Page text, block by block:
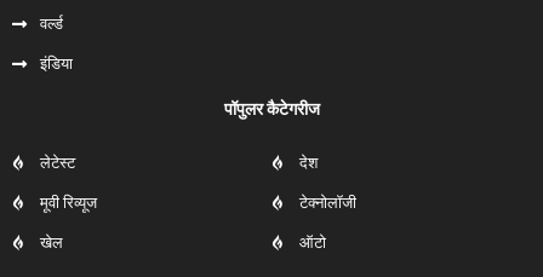
वर्ल्ड
इंडिया
पॉपुलर कैटेगरीज
लेटेस्ट
मूवी रिव्यूज
खेल
देश
टेक्नोलॉजी
ऑटो